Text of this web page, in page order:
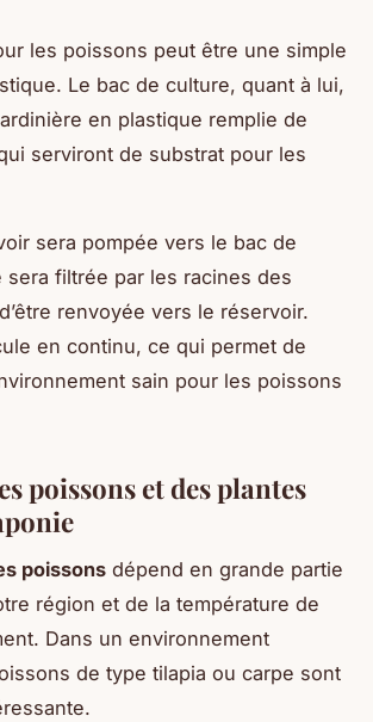
les poissons peut être une simple
Le bac de culture, quant à lui,
en plastique remplie de
serviront de substrat pour les
sera pompée vers le bac de
filtrée par les racines des
renvoyée vers le réservoir.
en continu, ce qui permet de
sain pour les poissons
poissons et des plantes
poissons dépend en grande partie
région et de la température de
Dans un environnement
de type tilapia ou carpe sont